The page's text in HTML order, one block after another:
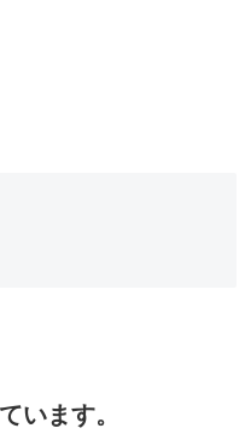
います。